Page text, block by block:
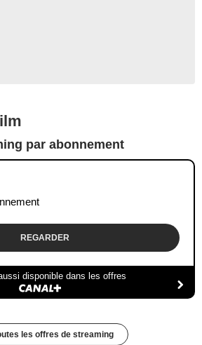
par abonnement
REGARDER
disponible dans les offres
les offres de streaming